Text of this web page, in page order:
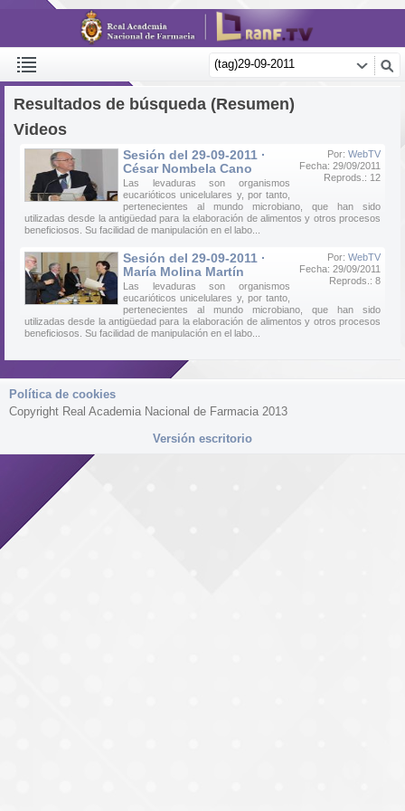
Resultados de búsqueda (Resumen)
Videos
Por: WebTV
Fecha: 29/09/2011
Reprods.: 12
Sesión del 29-09-2011 ·
César Nombela Cano
Las levaduras son organismos
eucarióticos unicelulares y, por tanto,
pertenecientes al mundo microbiano, que han sido
utilizadas desde la antigüedad para la elaboración de alimentos y otros procesos
beneficiosos. Su facilidad de manipulación en el labo...
Por: WebTV
Fecha: 29/09/2011
Reprods.: 8
Sesión del 29-09-2011 ·
María Molina Martín
Las levaduras son organismos
eucarióticos unicelulares y, por tanto,
pertenecientes al mundo microbiano, que han sido
utilizadas desde la antigüedad para la elaboración de alimentos y otros procesos
beneficiosos. Su facilidad de manipulación en el labo...
Política de cookies
Copyright Real Academia Nacional de Farmacia 2013
Versión escritorio